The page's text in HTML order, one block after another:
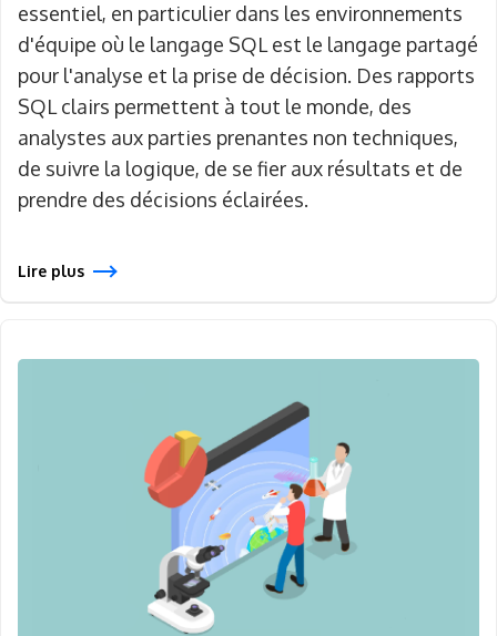
essentiel, en particulier dans les environnements
d'équipe où le langage SQL est le langage partagé
pour l'analyse et la prise de décision. Des rapports
SQL clairs permettent à tout le monde, des
analystes aux parties prenantes non techniques,
de suivre la logique, de se fier aux résultats et de
prendre des décisions éclairées.
Lire plus